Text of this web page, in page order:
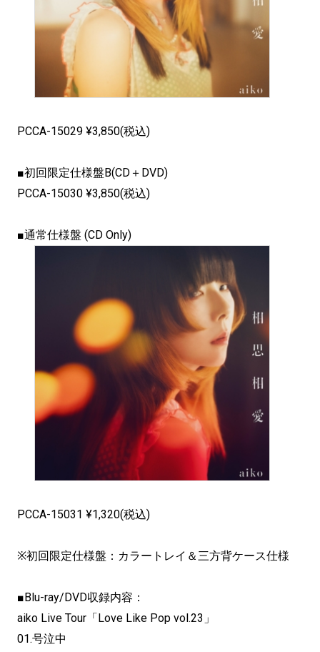
PCCA-15029 ¥3,850(税込)
■初回限定仕様盤B(CD＋DVD)
PCCA-15030 ¥3,850(税込)
■通常仕様盤 (CD Only)
PCCA-15031 ¥1,320(税込)
※初回限定仕様盤：カラートレイ＆三方背ケース仕様
■Blu-ray/DVD収録内容：
aiko Live Tour「Love Like Pop vol.23」
01.号泣中